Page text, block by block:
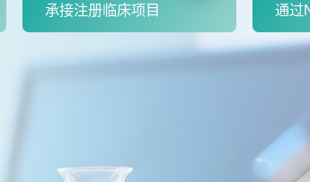
承接注册临床项目 通过